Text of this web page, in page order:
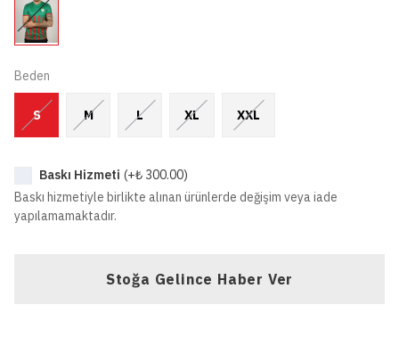
Beden
S M L XL XXL
Baskı Hizmeti (+₺ 300.00)
Baskı hizmetiyle birlikte alınan ürünlerde değişim veya iade
yapılamamaktadır.
Stoğa Gelince Haber Ver